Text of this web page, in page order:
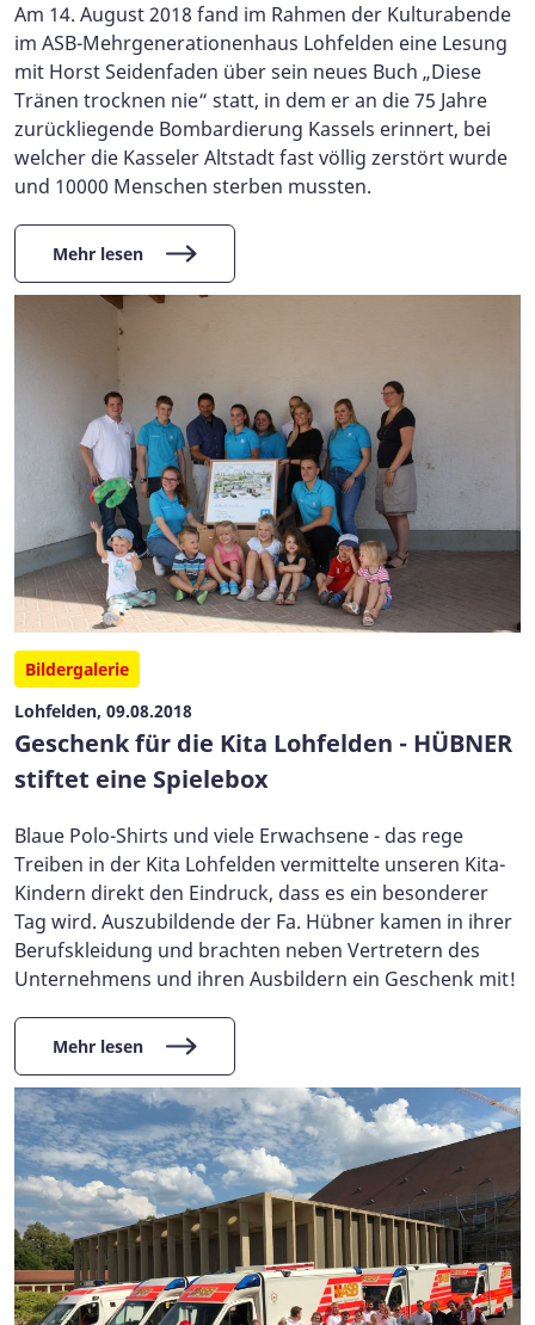
Am 14. August 2018 fand im Rahmen der Kulturabende
im ASB-Mehrgenerationenhaus Lohfelden eine Lesung
mit Horst Seidenfaden über sein neues Buch „Diese
Tränen trocknen nie“ statt, in dem er an die 75 Jahre
zurückliegende Bombardierung Kassels erinnert, bei
welcher die Kasseler Altstadt fast völlig zerstört wurde
und 10000 Menschen sterben mussten.
Mehr lesen
Bildergalerie
Lohfelden, 09.08.2018
Geschenk für die Kita Lohfelden - HÜBNER
stiftet eine Spielebox
Blaue Polo-Shirts und viele Erwachsene - das rege
Treiben in der Kita Lohfelden vermittelte unseren Kita-
Kindern direkt den Eindruck, dass es ein besonderer
Tag wird. Auszubildende der Fa. Hübner kamen in ihrer
Berufskleidung und brachten neben Vertretern des
Unternehmens und ihren Ausbildern ein Geschenk mit!
Mehr lesen